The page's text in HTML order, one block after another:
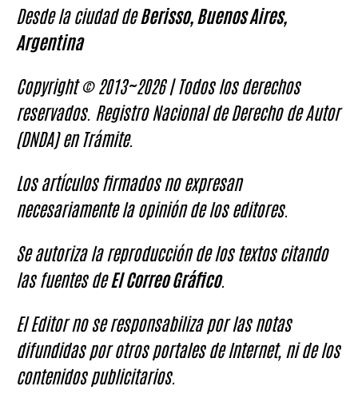
Desde la ciudad deBerisso, Buenos Aires,
Argentina
Copyright © 2013~2026 | Todos los derechos
reservados. Registro Nacional de Derecho de Autor
(DNDA) en Trámite.
Los artículos firmados no expresan
necesariamente la opinión de los editores.
Se autoriza la reproducción de los textos citando
las fuentes deEl Correo Gráfico.
El Editor no se responsabiliza por las notas
difundidas por otros portales de Internet, ni de los
contenidos publicitarios.